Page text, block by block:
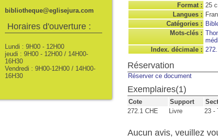
Format : 25
Langues :
Catégories :
Mots-clés :
Index. décimale :
Réservation
Réserver ce document
Exemplaires(1)
Cote Support
272.1 CHE
Livre 23 -
Aucun avis, veuillez
bibliotheque@eglisejura.com
Horaires d'ouverture :
Lundi : 9H00 - 12H00
jeudi : 9H00 - 12H00 / 14H00-
16H30
Vendredi : 9H00-12H00 / 14H00-
16H30